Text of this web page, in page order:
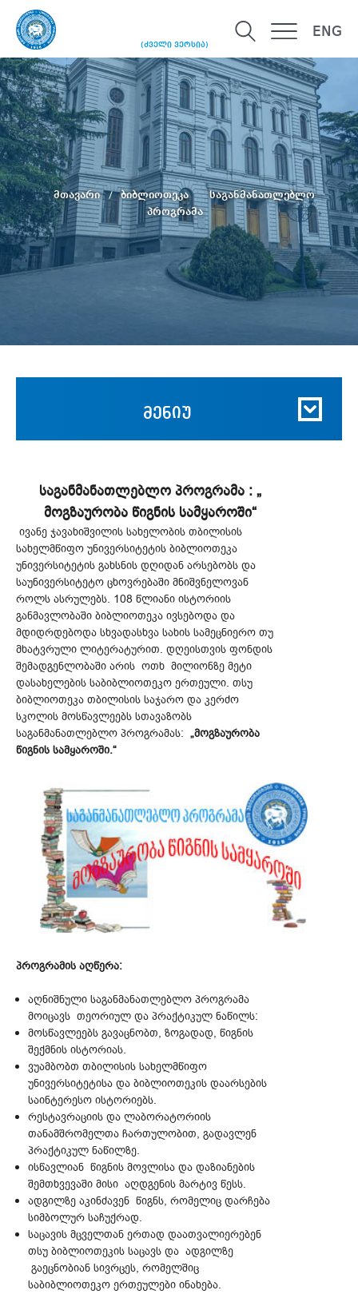
(ძველი ვერსია)
ENG
მთავარი ბიბლიოთეკა
საგანმანათლებლო
პროგრამა
მენიუ
საგანმანათლებლო პროგრამა : „
მოგზაურობა წიგნის სამყაროში“
ივანე ჯავახიშვილის სახელობის თბილისის
სახელმწიფო უნივერსიტეტის ბიბლიოთეკა
უნივერსიტეტის გახსნის დღიდან არსებობს და
საუნივერსიტეტო ცხოვრებაში მნიშვნელოვან
როლს ასრულებს. 108 წლიანი ისტორიის
განმავლობაში ბიბლიოთეკა ივსებოდა და
მდიდრდებოდა სხვადასხვა სახის სამეცნიერო თუ
მხატვრული ლიტერატურით. დღეისთვის ფონდის
შემადგენლობაში არის ოთხ მილიონზე მეტი
დასახელების საბიბლიოთეკო ერთეული. თსუ
ბიბლიოთეკა თბილისის საჯარო და კერძო
სკოლის მოსწავლეებს სთავაზობს
საგანმანათლებლო პროგრამას: „მოგზაურობა
წიგნის სამყაროში.“
პროგრამის აღწერა:
აღნიშნული საგანმანათლებლო პროგრამა
მოიცავს თეორიულ და პრაქტიკულ ნაწილს:
მოსწავლეებს გავაცნობთ, ზოგადად, წიგნის
შექმნის ისტორიას.
ვუამბობთ თბილისის სახელმწიფო
უნივერსიტეტისა და ბიბლიოთეკის დაარსების
საინტერესო ისტორიებს.
რესტავრაციის და ლაბორატორიის
თანამშრომელთა ჩართულობით, გადავლენ
პრაქტიკულ ნაწილზე.
ისწავლიან წიგნის მოვლისა და დაზიანების
შემთხვევაში მისი აღდგენის მარტივ წესს.
ადგილზე აკინძავენ წიგნს, რომელიც დარჩება
სიმბოლურ საჩუქრად.
საცავის მცველთან ერთად დაათვალიერებენ
თსუ ბიბლიოთეკის საცავს და ადგილზე
გაეცნობიან სივრცეს, რომელშიც
საბიბლიოთეკო ერთეულები ინახება.